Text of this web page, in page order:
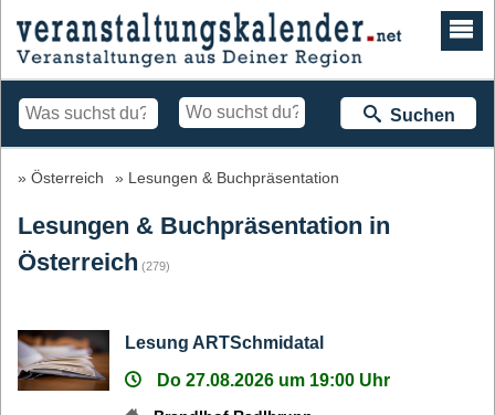
Suchen
Österreich Lesungen & Buchpräsentation
Lesungen & Buchpräsentation in
Österreich (279)
Lesung ARTSchmidatal
Do 27.08.2026 um 19:00 Uhr